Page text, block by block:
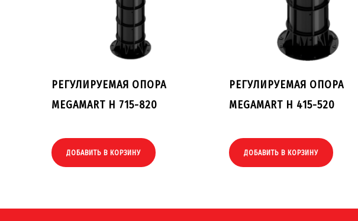
РЕГУЛИРУЕМАЯ ОПОРА
MEGAMART H 715-820
ДОБАВИТЬ В КОРЗИНУ
РЕГУЛИРУЕМАЯ ОПОРА
MEGAMART H 415-520
ДОБАВИТЬ В КОРЗИНУ